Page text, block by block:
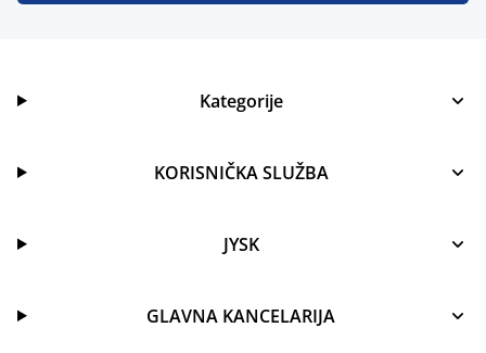
Kategorije
KORISNIČKA SLUŽBA
JYSK
GLAVNA KANCELARIJA